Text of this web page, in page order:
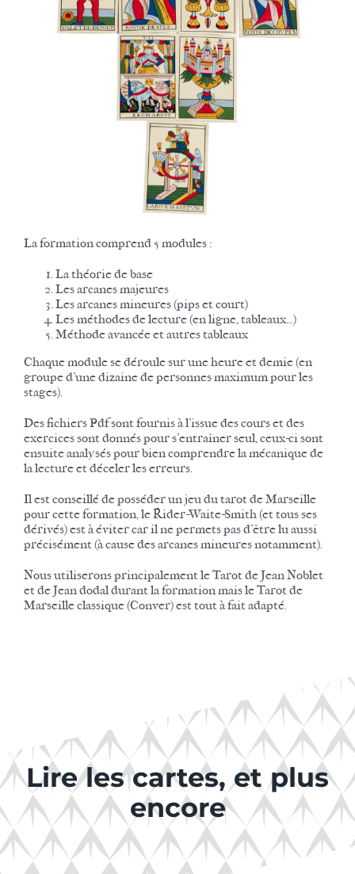
La formation comprend 5 modules :
La théorie de base
Les arcanes majeures
Les arcanes mineures (pips et court)
Les méthodes de lecture (en ligne, tableaux…)
Méthode avancée et autres tableaux
Chaque module se déroule sur une heure et demie (en
groupe d’une dizaine de personnes maximum pour les
stages).
Des fichiers Pdf sont fournis à l’issue des cours et des
exercices sont donnés pour s’entraîner seul, ceux-ci sont
ensuite analysés pour bien comprendre la mécanique de
la lecture et déceler les erreurs.
Il est conseillé de posséder un jeu du tarot de Marseille
pour cette formation, le Rider-Waite-Smith (et tous ses
dérivés) est à éviter car il ne permets pas d’être lu aussi
précisément (à cause des arcanes mineures notamment).
Nous utiliserons principalement le Tarot de Jean Noblet
et de Jean dodal durant la formation mais le Tarot de
Marseille classique (Conver) est tout à fait adapté.
Lire les cartes, et plus
encore